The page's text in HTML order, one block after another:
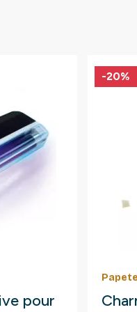
pour
-20%